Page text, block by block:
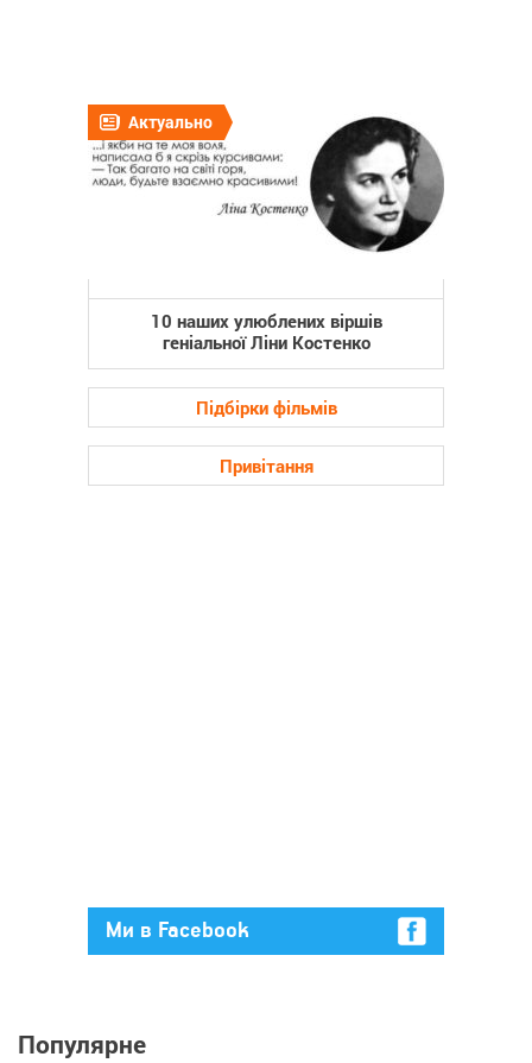
Актуально
10 наших улюблених віршів
геніальної Ліни Костенко
Підбірки фільмів
Привітання
Ми в Facebook
Популярне